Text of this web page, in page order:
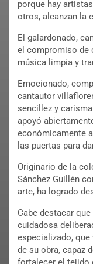
porque hay
otros, alcanzan la
El galardonado,
el compromiso de
música limpia y
Emocionado,
cantautor
sencillez y
apoyó
económicamente
las puertas para
Originario de la
Sánchez Guillén
arte, ha logrado
Cabe destacar
cuidadosa
especializado,
de su obra, capaz